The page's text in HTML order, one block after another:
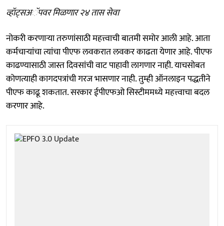
व्हॉट्सअॅपवर मिळणार २४ तास सेवा
नोकरी करणाऱ्या तरुणांसाठी महत्त्वाची बातमी समोर आली आहे. आता
कर्मचाऱ्यांचा त्यांचा पीएफ लवकरात लवकर काढता येणार आहे. पीएफ
काढण्यासाठी जास्त दिवसांची वाट पाहावी लागणार नाही. याचसोबत
कोणत्याही कागदपत्रांची गरज भासणार नाही. तुम्ही ऑनलाइन पद्धतीने
पीएफ काढू शकतात. सरकार ईपीएफओ सिस्टीममध्ये महत्त्वाचा बदल
करणार आहे.